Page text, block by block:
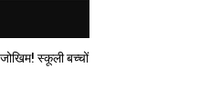
स्कूली बच्चों